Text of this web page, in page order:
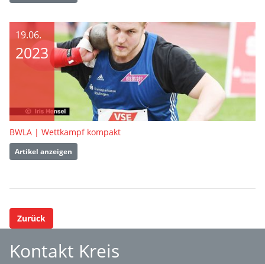
19.06.
2023
BWLA | Wettkampf kompakt
Artikel anzeigen
Zurück
Kontakt Kreis